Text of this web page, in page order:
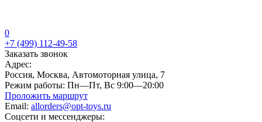
0
+7 (499) 112-49-58
Заказать звонок
Адрес:
Россия, Москва, Автомоторная улица, 7
Режим работы: Пн—Пт, Вс 9:00—20:00
Проложить маршрут
Email: allorders@opt-toys.ru
Соцсети и мессенджеры: